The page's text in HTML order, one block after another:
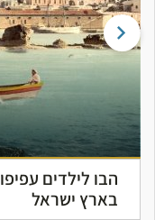
הבו לילדים
בארץ ישראל